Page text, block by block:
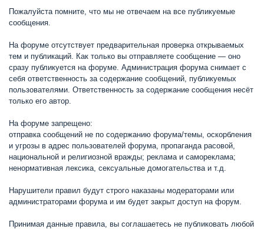
Пожалуйста помните, что мы не отвечаем на все публикуемые
сообщения.
На форуме отсутствует предварительная проверка открываемых
тем и публикаций. Как только вы отправляете сообщение — оно
сразу публикуется на форуме. Администрация форума снимает с
себя ответственность за содержание сообщений, публикуемых
пользователями. Ответственность за содержание сообщения несёт
только его автор.
На форуме запрещено:
отправка сообщений не по содержанию форума/темы, оскорбления
и угрозы в адрес пользователей форума, пропаганда расовой,
национальной и религиозной вражды; реклама и самореклама;
ненормативная лексика, сексуальные домогательства и т.д.
Нарушители правил будут строго наказаны модераторами или
администраторами форума и им будет закрыт доступ на форум.
Принимая данные правила, вы соглашаетесь не публиковать любой